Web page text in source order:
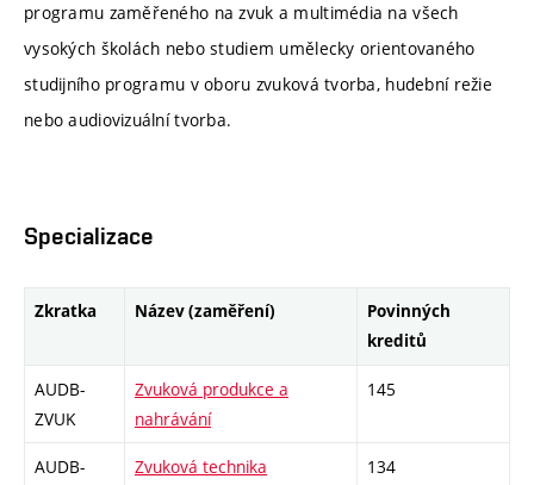
programu zaměřeného na zvuk a multimédia na všech
vysokých školách nebo studiem umělecky orientovaného
studijního programu v oboru zvuková tvorba, hudební režie
nebo audiovizuální tvorba.
Specializace
Zkratka Název (zaměření)
Povinných
kreditů
AUDB-
ZVUK
Zvuková produkce a
nahrávání
145
AUDB-
Zvuková technika 134